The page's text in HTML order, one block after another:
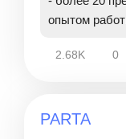
опытом
2.68K 0
PARTA